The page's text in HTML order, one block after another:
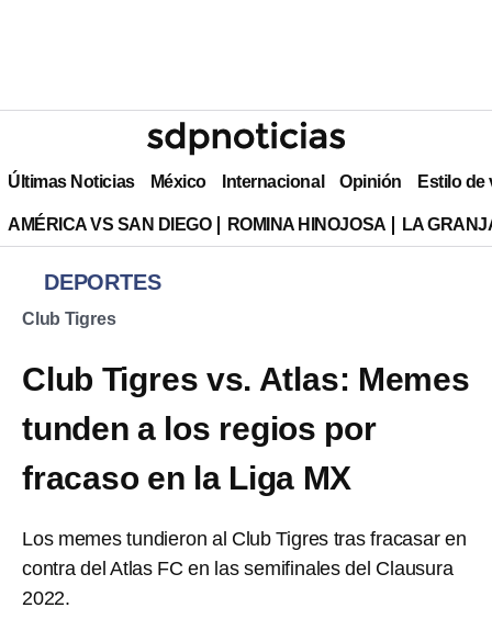
Últimas Noticias México Internacional Opinión Estilo de
AMÉRICA VS SAN DIEGO ROMINA HINOJOSA LA
DEPORTES
Club Tigres
Club Tigres vs. Atlas: Memes
tunden a los regios por
fracaso en la Liga MX
Los memes tundieron al Club Tigres tras fracasar en
contra del Atlas FC en las semifinales del Clausura
2022.